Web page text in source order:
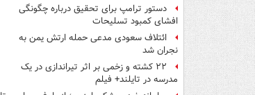
دستور ترامپ برای تحقیق درباره چگونگی
افشای کمبود تسلیحات
ائتلاف سعودی مدعی حمله ارتش یمن به
نجران شد
۲۲ کشته و زخمی بر اثر تیراندازی در یک
مدرسه در تایلند+ فیلم